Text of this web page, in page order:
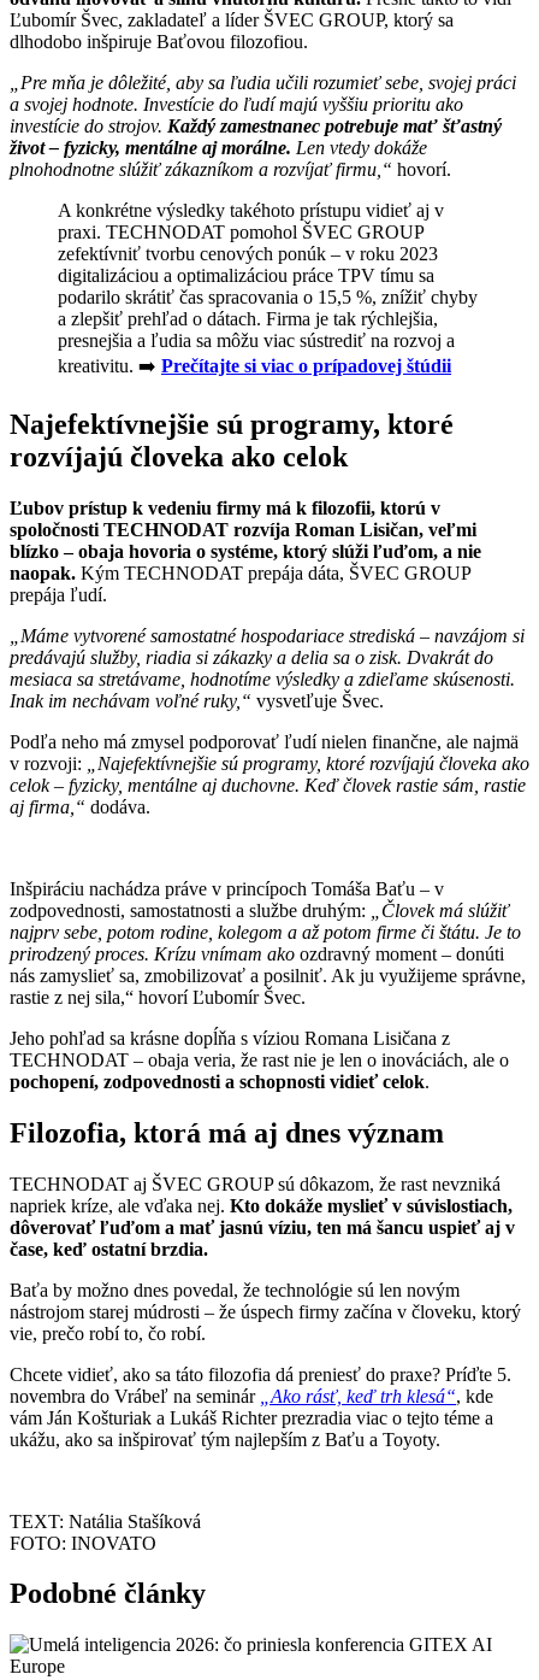
Ľubomír Švec, zakladateľ a líder ŠVEC GROUP, ktorý sa
dlhodobo inšpiruje Baťovou filozofiou.
„Pre mňa je dôležité, aby sa ľudia učili rozumieť sebe, svojej práci
a svojej hodnote. Investície do ľudí majú vyššiu prioritu ako
investície do strojov. Každý zamestnanec potrebuje mať šťastný
život – fyzicky, mentálne aj morálne. Len vtedy dokáže
plnohodnotne slúžiť zákazníkom a rozvíjať firmu,“ hovorí.
A konkrétne výsledky takéhoto prístupu vidieť aj v
praxi. TECHNODAT pomohol ŠVEC GROUP
zefektívniť tvorbu cenových ponúk – v roku 2023
digitalizáciou a optimalizáciou práce TPV tímu sa
podarilo skrátiť čas spracovania o 15,5 %, znížiť chyby
a zlepšiť prehľad o dátach. Firma je tak rýchlejšia,
presnejšia a ľudia sa môžu viac sústrediť na rozvoj a
kreativitu. ➡️ Prečítajte si viac o prípadovej štúdii
Najefektívnejšie sú programy, ktoré
rozvíjajú človeka ako celok
Ľubov prístup k vedeniu firmy má k filozofii, ktorú v
spoločnosti TECHNODAT rozvíja Roman Lisičan, veľmi
blízko – obaja hovoria o systéme, ktorý slúži ľuďom, a nie
naopak. Kým TECHNODAT prepája dáta, ŠVEC GROUP
prepája ľudí.
„Máme vytvorené samostatné hospodariace strediská – navzájom si
predávajú služby, riadia si zákazky a delia sa o zisk. Dvakrát do
mesiaca sa stretávame, hodnotíme výsledky a zdieľame skúsenosti.
Inak im nechávam voľné ruky,“ vysvetľuje Švec.
Podľa neho má zmysel podporovať ľudí nielen finančne, ale najmä
v rozvoji:
„Najefektívnejšie sú programy, ktoré rozvíjajú človeka ako
celok – fyzicky, mentálne aj duchovne. Keď človek rastie sám, rastie
aj firma,“ dodáva.
Inšpiráciu nachádza práve v princípoch Tomáša Baťu – v
zodpovednosti, samostatnosti a službe druhým:
„Človek má slúžiť
najprv sebe, potom rodine, kolegom a až potom firme či štátu. Je to
prirodzený proces. Krízu vnímam ako ozdravný moment – donúti
nás zamyslieť sa, zmobilizovať a posilniť. Ak ju využijeme správne,
rastie z nej sila,“ hovorí Ľubomír Švec.
Jeho pohľad sa krásne dopĺňa s víziou Romana Lisičana z
TECHNODAT – obaja veria, že rast nie je len o inováciách, ale o
pochopení, zodpovednosti a schopnosti vidieť celok.
Filozofia, ktorá má aj dnes význam
TECHNODAT aj ŠVEC GROUP sú dôkazom, že rast nevzniká
napriek kríze, ale vďaka nej. Kto dokáže myslieť v súvislostiach,
dôverovať ľuďom a mať jasnú víziu, ten má šancu uspieť aj v
čase, keď ostatní brzdia.
Baťa by možno dnes povedal, že technológie sú len novým
nástrojom starej múdrosti – že úspech firmy začína v človeku, ktorý
vie, prečo robí to, čo robí.
Chcete vidieť, ako sa táto filozofia dá preniesť do praxe? Príďte 5.
novembra do Vrábeľ na seminár
„Ako rásť, keď trh klesá“, kde
vám Ján Košturiak a Lukáš Richter prezradia viac o tejto téme a
ukážu, ako sa inšpirovať tým najlepším z Baťu a Toyoty.
TEXT: Natália Stašíková
FOTO: INOVATO
Podobné články